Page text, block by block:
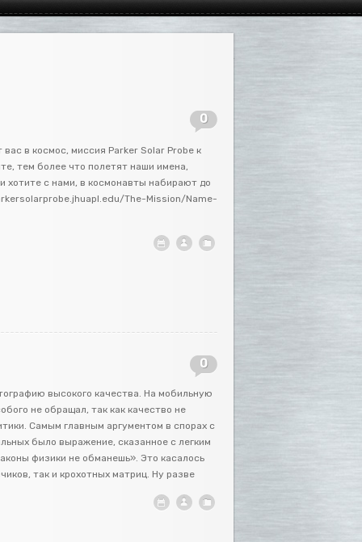
0
в космос, миссия Parker Solar Probe к
тем более что полетят наши имена,
хотите с нами, в космонавты набирают до
The-Mission/Name-
0
высокого качества. На мобильную
не обращал, так как качество не
Самым главным аргументом в спорах с
было выражение, сказанное с легким
физики не обманешь». Это касалось
так и крохотных матриц. Ну разве